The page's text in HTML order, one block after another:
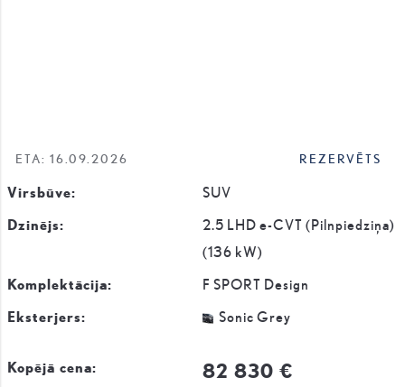
ETA: 16.09.2026 REZERVĒTS
Virsbūve:
SUV
Dzinējs:
2.5 LHD e-CVT (Pilnpiedziņa)
(136 kW)
Komplektācija:
F SPORT Design
Eksterjers:
Sonic Grey
Kopējā cena: 82 830 €